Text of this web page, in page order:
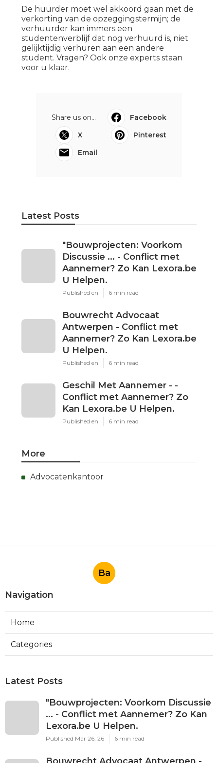
De huurder moet wel akkoord gaan met de
verkorting van de opzeggingstermijn; de
verhuurder kan immers een
studentenverblijf dat nog verhuurd is, niet
gelijktijdig verhuren aan een andere
student. Vragen? Ook onze experts staan
voor u klaar.
Share us on...
Facebook
X
Pinterest
Email
Latest Posts
"Bouwprojecten: Voorkom
Discussie ... - Conflict met
Aannemer? Zo Kan Lexora.be
U Helpen.
Published en 6 min read
Bouwrecht Advocaat
Antwerpen - Conflict met
Aannemer? Zo Kan Lexora.be
U Helpen.
Published en 6 min read
Geschil Met Aannemer - -
Conflict met Aannemer? Zo
Kan Lexora.be U Helpen.
Published en 6 min read
More
Advocatenkantoor
Ba
Navigation
Home
Categories
Latest Posts
"Bouwprojecten: Voorkom Discussie
... - Conflict met Aannemer? Zo Kan
Lexora.be U Helpen.
Published Mar 26, 26 6 min read